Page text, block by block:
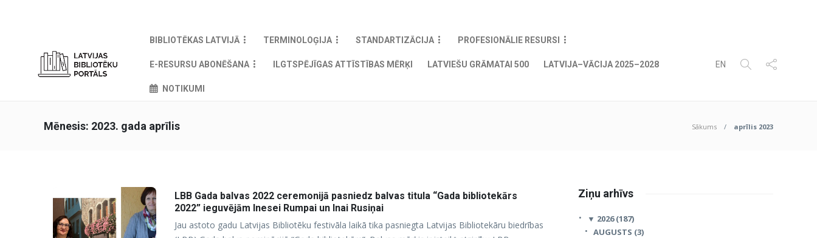
BIBLIOTĒKAS LATVIJĀ TERMINOLOĢIJA STANDARTIZĀCIJA PROFESIONĀLIE RESURSI
E-RESURSU ABONĒŠANA ILGTSPĒJĪGAS ATTĪSTĪBAS MĒRĶI LATVIEŠU GRĀMATAI 500 LATVIJA–VĀCIJA 2025–2028
NOTIKUMI
EN
Mēnesis: 2023. gada aprīlis Sākums aprīlis 2023
LBB Gada balvas 2022 ceremonijā pasniedz balvas titula “Gada bibliotekārs
2022” ieguvējām Inesei Rumpai un Inai Rusiņai
Jau astoto gadu Latvijas Bibliotēku festivāla laikā tika pasniegta Latvijas Bibliotekāru biedrības
Ziņu arhīvs
▼ 2026 (187)
AUGUSTS (3)